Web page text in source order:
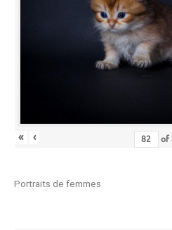
« ‹ of
Portraits de femmes